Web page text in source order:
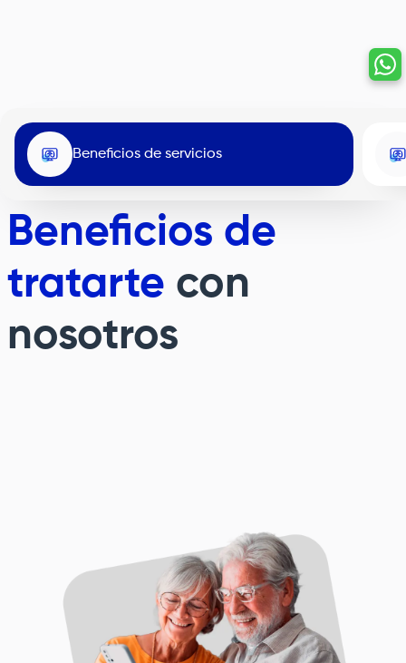
Beneficios de servicios
Beneficios de
tratarte con
nosotros